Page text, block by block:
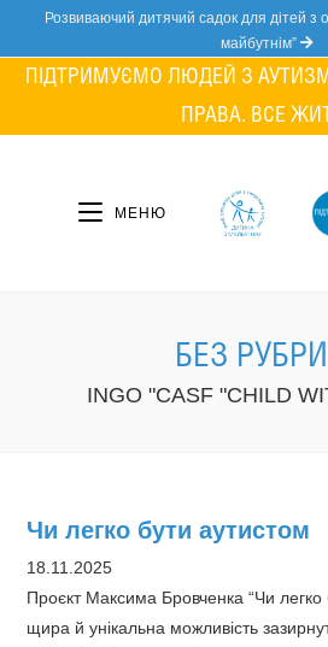
content
Розвиваючий дитячий садок для дітей з
майбутнім”
ПІДТРИМУЄМО ЛЮДЕЙ З
ПРАВА. ВСЕ
МЕНЮ
БЕЗ
INGO "CASF "CHILD
Чи легко бути аутистом
18.11.2025
Проєкт Максима Бровченка “Чи
щира й унікальна можливість